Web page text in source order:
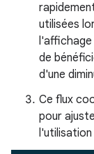
utilisées
l'affichage
de
d'une
Ce flux
pour
l'utilisation